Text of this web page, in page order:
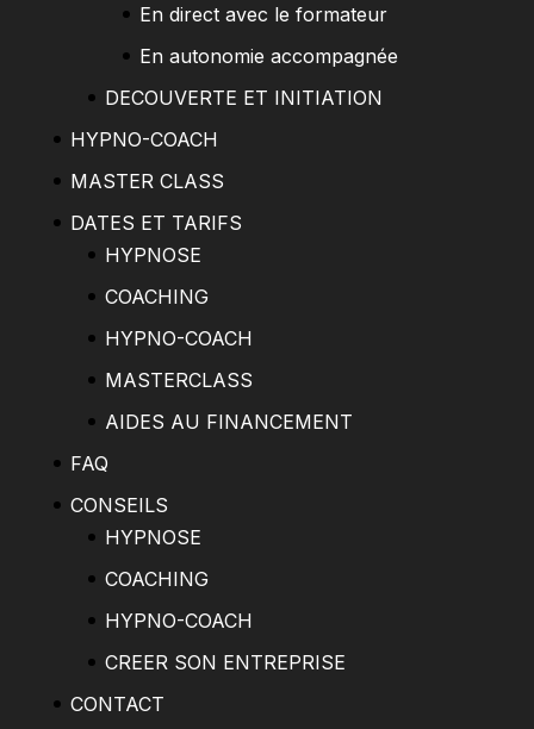
En direct avec le formateur
En autonomie accompagnée
DECOUVERTE ET INITIATION
HYPNO-COACH
MASTER CLASS
DATES ET TARIFS
HYPNOSE
COACHING
HYPNO-COACH
MASTERCLASS
AIDES AU FINANCEMENT
FAQ
CONSEILS
HYPNOSE
COACHING
HYPNO-COACH
CREER SON ENTREPRISE
CONTACT